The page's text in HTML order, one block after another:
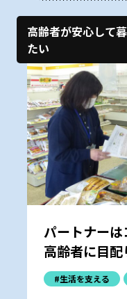
高齢者が安心して
たい
パートナー
高齢者に目
#生活を支える